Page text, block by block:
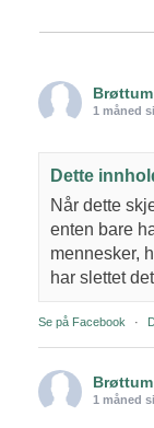
Brøttum
1 måned
Dette
Når dette
enten bare
mennesker,
har slettet
Se på Facebook ·
Brøttum
1 måned